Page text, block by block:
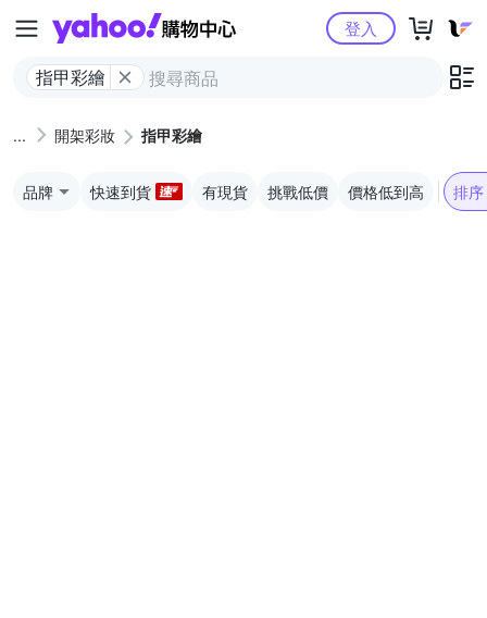
Yahoo購物中心
指甲彩繪
登入
開架彩妝 指甲彩繪
品牌 快速到貨 有現貨 挑戰低價 價格低到高 排序